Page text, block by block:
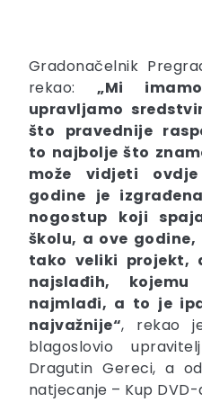
Gradonačelnik
rekao:„Mi
upravljamo
što pravednije
to najbolje što
može vidjeti
godine je
nogostup koji
školu, a ove
tako veliki projekt,
najslađih,
najmlađi, a to je
najvažnije“, rekao
blagoslovio
Dragutin Gereci, a
natjecanje – Kup